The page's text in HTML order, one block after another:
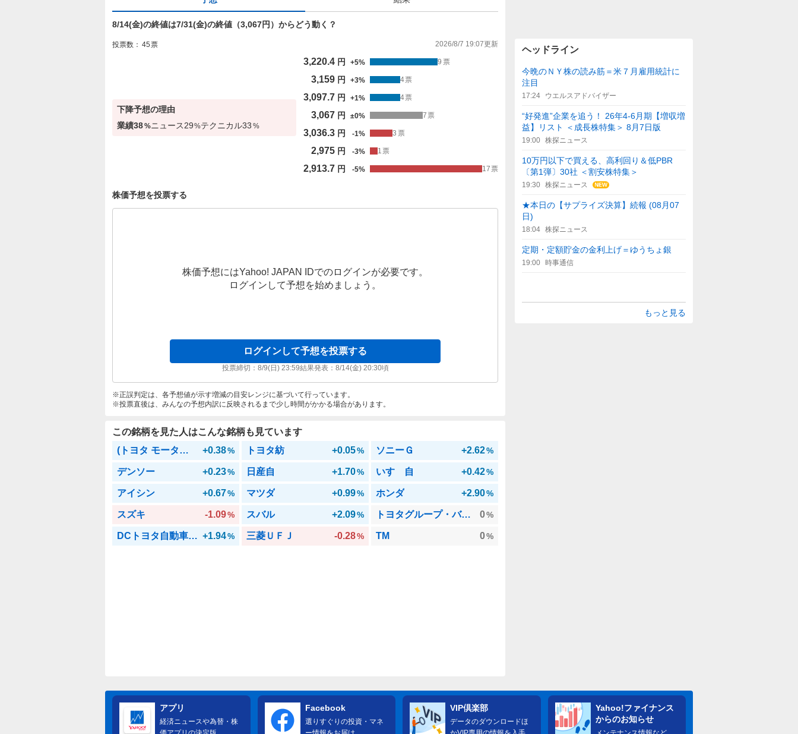
8/14(金)の終値は7/31(金)の終値（3,067円）からどう動く？
投票数： 45票 2026/8/7 19:07更新
下降予想の理由
業績38%ニュース29%テクニカル33 %
3,220.4 円 +5% 9 票
3,159 円 +3% 4票
3,097.7 円 +1% 4票
3,067 円 ±0% 7 票
3,036.3 円 -1% 3 票
2,975 円 -3% 1 票
2,913.7 円 -5% 17 票
株価予想を投票する
株価予想にはYahoo! JAPAN IDでのログインが必要です。
ログインして予想を始めましょう。
ログインして予想を投票する
投票締切： 8/9(日) 23:59結果発表： 8/14(金) 20:30頃
正誤判定は、各予想値が示す増減の目安レンジに基づいて行っています。
投票直後は、みんなの予想内訳に反映されるまで少し時間がかかる場合があります。
この銘柄を見た人はこんな銘柄も見ています
(トヨタ モーター クレジット)トヨタG世界債券(毎月)
+0.38% トヨタ紡 +0.05% ソニーＧ +2.62%
デンソー +0.23% 日産自 +1.70% いすゞ自 +0.42%
アイシン +0.67% マツダ +0.99% ホンダ +2.90%
スズキ -1.09% スバル +2.09% トヨタグループ・バランスファンド 0%
DCトヨタ自動車/トヨタグループ株式ファンド +1.94% 三菱ＵＦＪ -0.28% TM 0%
ヘッドライン
今晩のＮＹ株の読み筋＝米７月雇用統計に
注目
17:24 ウエルスアドバイザー
“好発進”企業を追う！ 26年4-6月期【増収増
益】リスト ＜成長株特集＞ 8月7日版
19:00 株探ニュース
10万円以下で買える、高利回り＆低PBR
〔第1弾〕30社 ＜割安株特集＞
19:30 株探ニュース
★本日の【サプライズ決算】続報 (08月07
日)
18:04 株探ニュース
定期・定額貯金の金利上げ＝ゆうちょ銀
19:00 時事通信
もっと見る
アプリ
経済ニュースや為替・株
Facebook
選りすぐりの投資・マネ
VIP倶楽部
データのダウンロードほ
Yahoo!ファイナンス
からのお知らせ